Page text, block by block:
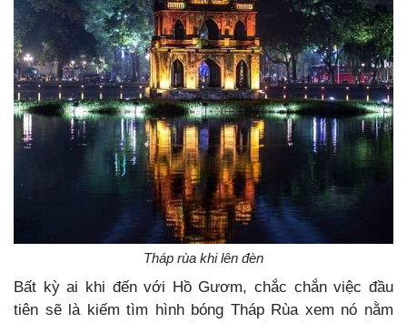
Tháp rùa khi lên đèn
Bất kỳ ai khi đến với Hồ Gươm, chắc chắn việc đầu
tiên sẽ là kiếm tìm hình bóng Tháp Rùa xem nó nằm